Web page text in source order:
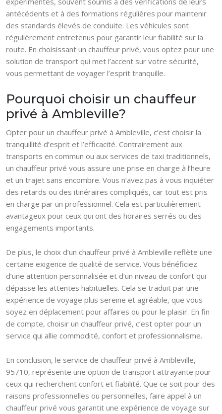
antécédents et à des formations régulières pour maintenir
des standards élevés de conduite. Les véhicules sont
régulièrement entretenus pour garantir leur fiabilité sur la
route. En choisissant un chauffeur privé, vous optez pour une
solution de transport qui met l’accent sur votre sécurité,
vous permettant de voyager l’esprit tranquille.
Pourquoi choisir un chauffeur
privé à Ambleville?
Opter pour un chauffeur privé à Ambleville, c’est choisir la
tranquillité d’esprit et l’efficacité. Contrairement aux
transports en commun ou aux services de taxi traditionnels,
un chauffeur privé vous assure une prise en charge à l’heure
et un trajet sans encombre. Vous n’avez pas à vous inquiéter
des retards ou des itinéraires compliqués, car tout est pris
en charge par un professionnel. Cela est particulièrement
avantageux pour ceux qui ont des horaires serrés ou des
engagements importants.
De plus, le choix d’un chauffeur privé à Ambleville reflète une
certaine exigence de qualité de service. Vous bénéficiez
d’une attention personnalisée et d’un niveau de confort qui
dépasse les attentes habituelles. Cela se traduit par une
expérience de voyage plus sereine et agréable, que vous
soyez en déplacement pour affaires ou pour le plaisir. En fin
de compte, choisir un chauffeur privé, c’est opter pour un
service qui allie commodité, confort et professionnalisme.
En conclusion, le service de chauffeur privé à Ambleville,
95710, représente une option de transport attrayante pour
ceux qui recherchent confort et fiabilité. Que ce soit pour des
raisons professionnelles ou personnelles, faire appel à un
chauffeur privé vous garantit une expérience de voyage sur